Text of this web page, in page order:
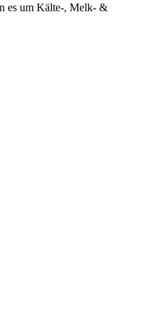
es um Kälte-, Melk- &